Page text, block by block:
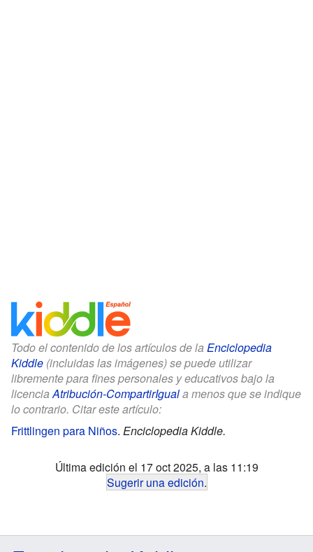
Todo el contenido de los artículos de la Enciclopedia
Kiddle (incluidas las imágenes) se puede utilizar
libremente para fines personales y educativos bajo la
licenciaAtribución-CompartirIguala menos que se indique
lo contrario. Citar este artículo:
Frittlingen para Niños. Enciclopedia Kiddle.
Última edición el 17 oct 2025, a las 11:19
Sugerir una edición.